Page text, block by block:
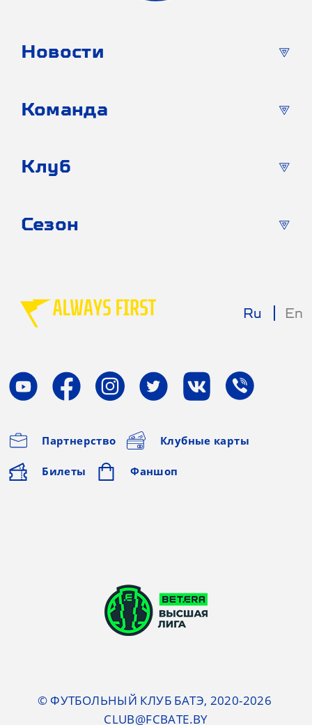
Ru En
Партнерство Клубные карты
Билеты Фаншоп
Новости
Команда
Клуб
Сезон
© ФУТБОЛЬНЫЙ КЛУБ БАТЭ, 2020-2026
CLUB@FCBATE.BY